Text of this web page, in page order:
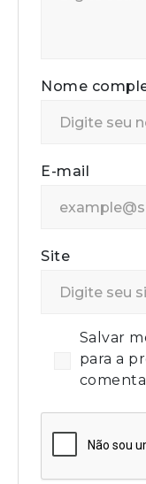
Nome
E-mail
Site
Salvar
para a